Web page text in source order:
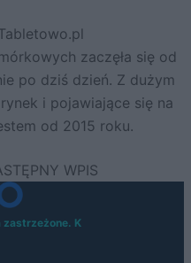
zaczęła się od
po dziś dzień. Z dużym
i pojawiające się na
od 2015 roku.
K